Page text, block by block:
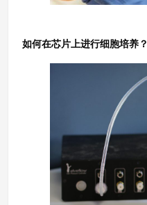
如何在芯片上进行细胞培养？